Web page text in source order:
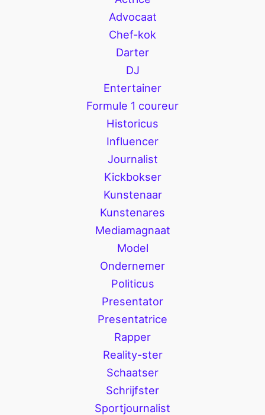
Advocaat
Chef-kok
Darter
DJ
Entertainer
Formule 1 coureur
Historicus
Influencer
Journalist
Kickbokser
Kunstenaar
Kunstenares
Mediamagnaat
Model
Ondernemer
Politicus
Presentator
Presentatrice
Rapper
Reality-ster
Schaatser
Schrijfster
Sportjournalist